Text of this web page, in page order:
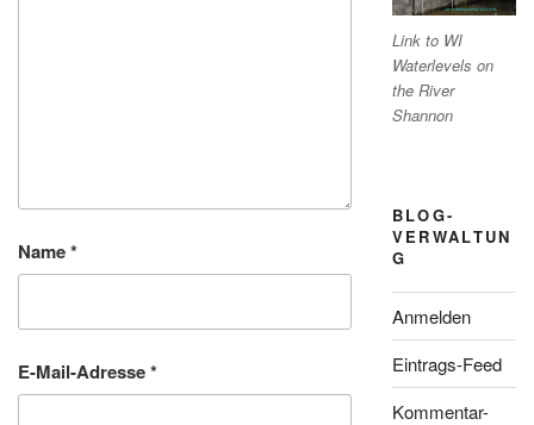
Name*
E-Mail-Adresse*
Link to WI
Waterlevels on
the River
Shannon
BLOG-
VERWALTUN
G
Anmelden
Eintrags-Feed
Kommentar-